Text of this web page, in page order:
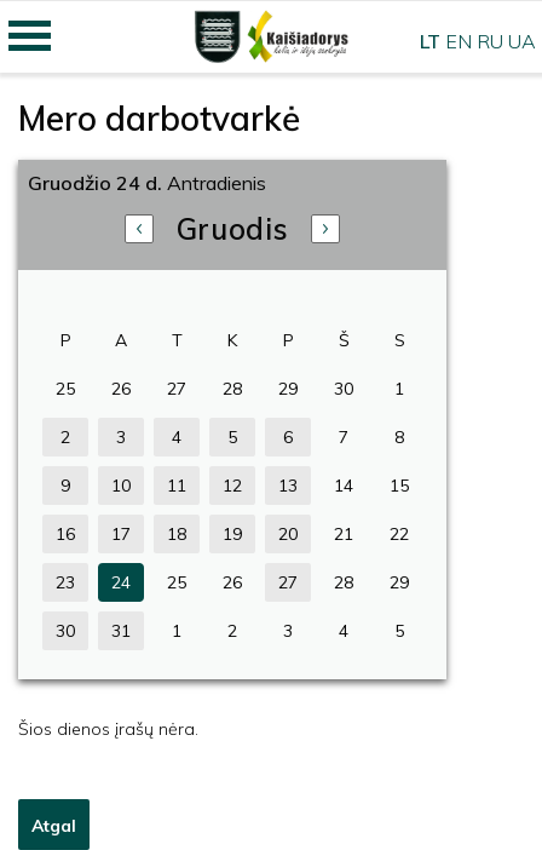
Mero darbotvarkė
Gruodžio 24 d. Antradienis
Gruodis
P A T K P Š S
25 26 27 28 29 30 1
2 3 4 5 6 7 8
9 10 11 12 13 14 15
16 17 18 19 20 21 22
23 24 25 26 27 28 29
30 31 1 2 3 4 5
Šios dienos įrašų nėra.
Atgal
LT EN RU UA